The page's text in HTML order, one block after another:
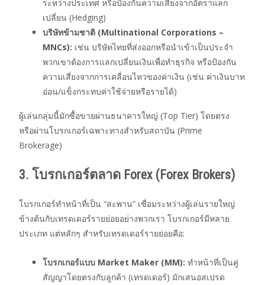
ระหว่างประเทศ หรือป้องกันความเสี่ยงจากอัตราแลก
เปลี่ยน (Hedging)
บริษัทข้ามชาติ (Multinational Corporations –
MNCs): เช่น บริษัทไทยที่ส่งออกหรือนำเข้าเป็นประจำ
พวกเขาต้องการแลกเปลี่ยนเงินเพื่อทำธุรกิจ หรือป้องกัน
ความเสี่ยงจากการเคลื่อนไหวของค่าเงิน (เช่น ค่าเงินบาท
อ่อน/แข็งกระทบค่าใช้จ่ายหรือรายได้)
ผู้เล่นกลุ่มนี้มักซื้อขายผ่านธนาคารใหญ่ (Top Tier) โดยตรง
หรือผ่านโบรกเกอร์เฉพาะทางสำหรับสถาบัน (Prime
Brokerage)
3. โบรกเกอร์ตลาด Forex (Forex Brokers)
โบรกเกอร์ทำหน้าที่เป็น “สะพาน” เชื่อมระหว่างผู้เล่นรายใหญ่
ข้างต้นกับเทรดเดอร์รายย่อยอย่างพวกเรา โบรกเกอร์มีหลาย
ประเภท แต่หลักๆ สำหรับเทรดเดอร์รายย่อยคือ:
โบรกเกอร์แบบ Market Maker (MM): ทำหน้าที่เป็นคู่
สัญญาโดยตรงกับลูกค้า (เทรดเดอร์) มักเสนอสเปรด